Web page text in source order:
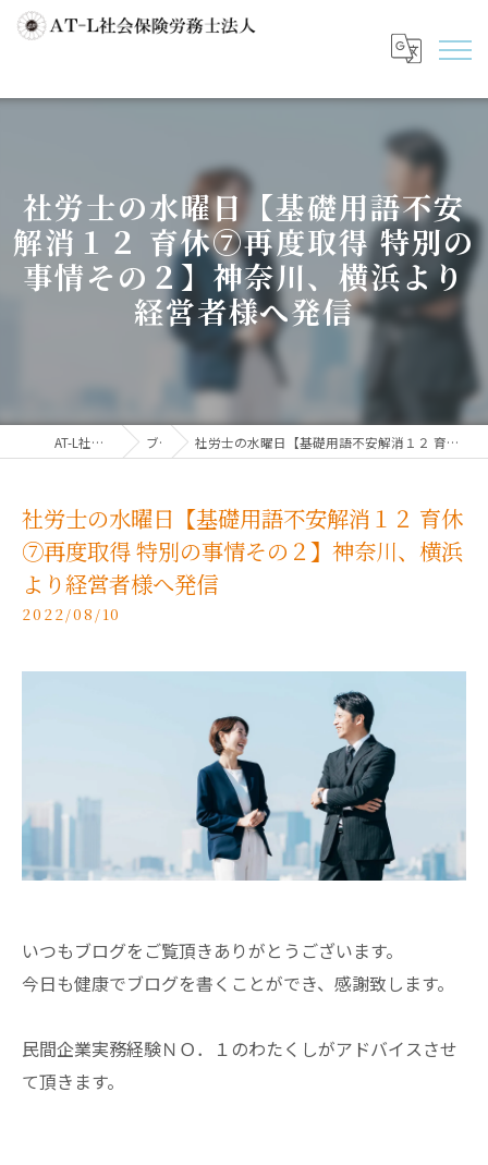
社労士の水曜日【基礎用語不安
解消１２ 育休⑦再度取得 特別の
事情その２】神奈川、横浜より
経営者様へ発信
AT-L社会保険労務士法人 ブログ 社労士の水曜日【基礎用語不安解消１２ 育休⑦再度取得 特別の事情その２】神奈川、横浜より経営者様へ発信
社労士の水曜日【基礎用語不安解消１２ 育休
⑦再度取得 特別の事情その２】神奈川、横浜
より経営者様へ発信
2022/08/10
いつもブログをご覧頂きありがとうございます。
今日も健康でブログを書くことができ、感謝致します。
民間企業実務経験ＮＯ．１のわたくしがアドバイスさせ
て頂きます。